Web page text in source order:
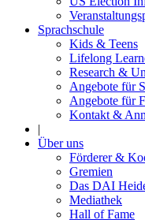
Sprachschule
Kids & Teens
Lifelong
Research &
Angebote für
Angebote für
Kontakt &
|
Über uns
Förderer &
Gremien
Das DAI
Mediathek
Hall of Fame